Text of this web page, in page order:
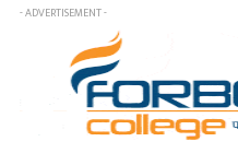
- ADVERTISEMENT -